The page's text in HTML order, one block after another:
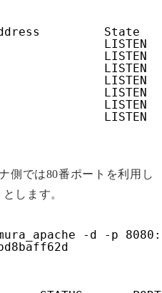
State
LISTEN
LISTEN
LISTEN
LISTEN
LISTEN
LISTEN
LISTEN
側では80番ポートを利用し
します。
-d -p